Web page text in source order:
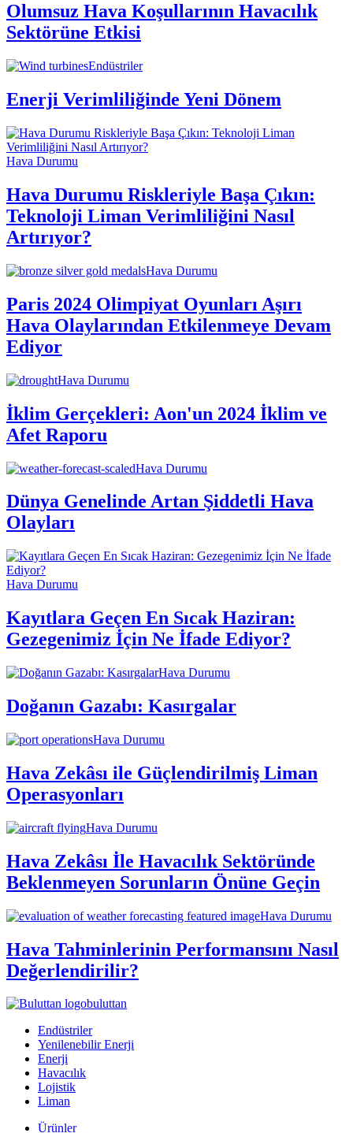
Olumsuz Hava Koşullarının Havacılık
Sektörüne Etkisi
Endüstriler
Enerji Verimliliğinde Yeni Dönem
Hava Durumu
Hava Durumu Riskleriyle Başa Çıkın:
Teknoloji Liman Verimliliğini Nasıl
Artırıyor?
Hava Durumu
Paris 2024 Olimpiyat Oyunları Aşırı
Hava Olaylarından Etkilenmeye Devam
Ediyor
Hava Durumu
İklim Gerçekleri: Aon'un 2024 İklim ve
Afet Raporu
Hava Durumu
Dünya Genelinde Artan Şiddetli Hava
Olayları
Hava Durumu
Kayıtlara Geçen En Sıcak Haziran:
Gezegenimiz İçin Ne İfade Ediyor?
Hava Durumu
Doğanın Gazabı: Kasırgalar
Hava Durumu
Hava Zekâsı ile Güçlendirilmiş Liman
Operasyonları
Hava Durumu
Hava Zekâsı İle Havacılık Sektöründe
Beklenmeyen Sorunların Önüne Geçin
Hava Durumu
Hava Tahminlerinin Performansını Nasıl
Değerlendirilir?
buluttan
Endüstriler
Yenilenebilir Enerji
Enerji
Havacılık
Lojistik
Liman
Ürünler